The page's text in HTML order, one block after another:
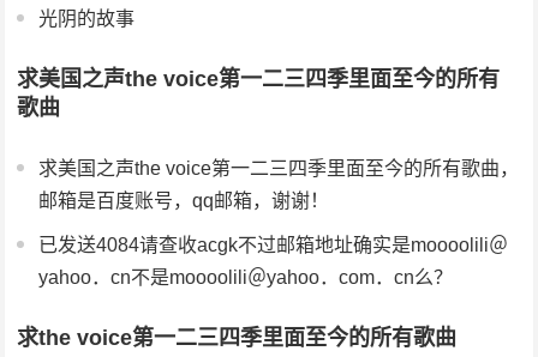
光阴的故事
求美国之声the voice第一二三四季里面至今的所有
歌曲
求美国之声the voice第一二三四季里面至今的所有歌曲，
邮箱是百度账号，qq邮箱，谢谢！
已发送4084请查收acgk不过邮箱地址确实是moooolili＠
yahoo．cn不是moooolili＠yahoo．com．cn么？
求the voice第一二三四季里面至今的所有歌曲